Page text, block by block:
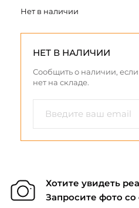
Нет в наличии
НЕТ В НАЛИЧИИ
Сообщить о наличии, если
нет на складе.
Хотите увидеть
Запросите фото со